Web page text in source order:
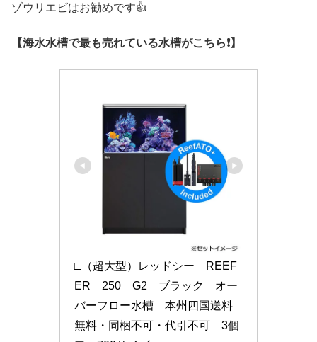
ゾウリエビはお勧めです👍
【海水水槽で最も売れている水槽がこちら❗】
□（超大型）レッドシー　REEF
ER　250　G2　ブラック　オー
バーフロー水槽　本州四国送料
無料・同梱不可・代引不可　3個